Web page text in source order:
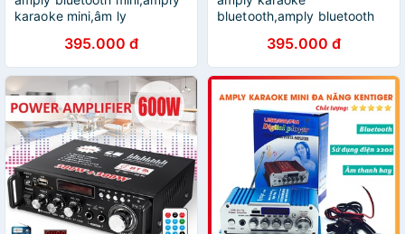
karaoke mini,âm ly
hú,Bảo hành 12 tháng
395.000 đ
bluetooth,amply bluetooth
298A,Chống hú,Bảo hành 12
tháng
395.000 đ